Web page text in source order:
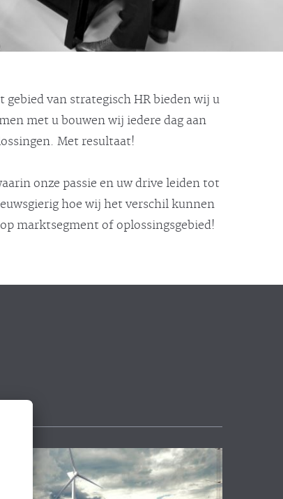
van strategisch HR bieden wij u
met u bouwen wij iedere dag aan
Met resultaat!
onze passie en uw drive leiden tot
hoe wij het verschil kunnen
marktsegment of oplossingsgebied!